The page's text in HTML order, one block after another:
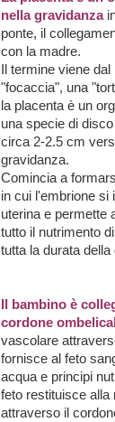
nella gravidanza
ponte, il
con la madre.
Il termine viene
"focaccia", una
la placenta è un
una specie di
circa 2-2.5 cm
gravidanza.
Comincia a
in cui l'embrione si
uterina e permette
tutto il nutrimento
tutta la durata della
Il bambino è
cordone
vascolare
fornisce al feto
acqua e principi
feto restituisce alla
attraverso il